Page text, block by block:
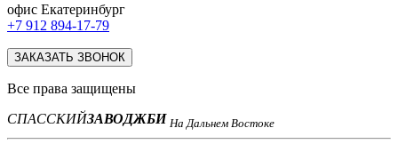
офис Екатеринбург
+7 912 894-17-79
ЗАКАЗАТЬ ЗВОНОК
Все права защищены
СПАССКИЙЗАВОДЖБИ На Дальнем Востоке